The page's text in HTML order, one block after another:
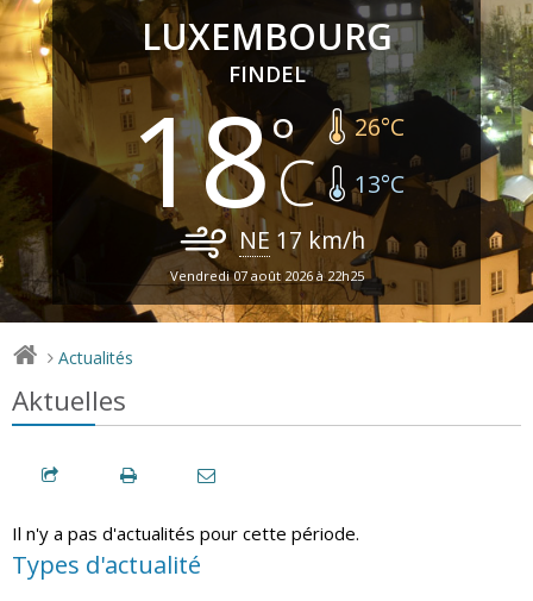
LUXEMBOURG
FINDEL
18 26°C
13°C
NE 17 km/h
Vendredi 07 août 2026 à 22h25
> Actualités
Aktuelles
Il n'y a pas d'actualités pour cette période.
Types d'actualité